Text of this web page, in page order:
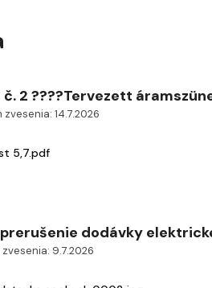
2 ????Tervezett
zvesenia: 14.7.2026
5,7.pdf
dodávky
9.7.2026